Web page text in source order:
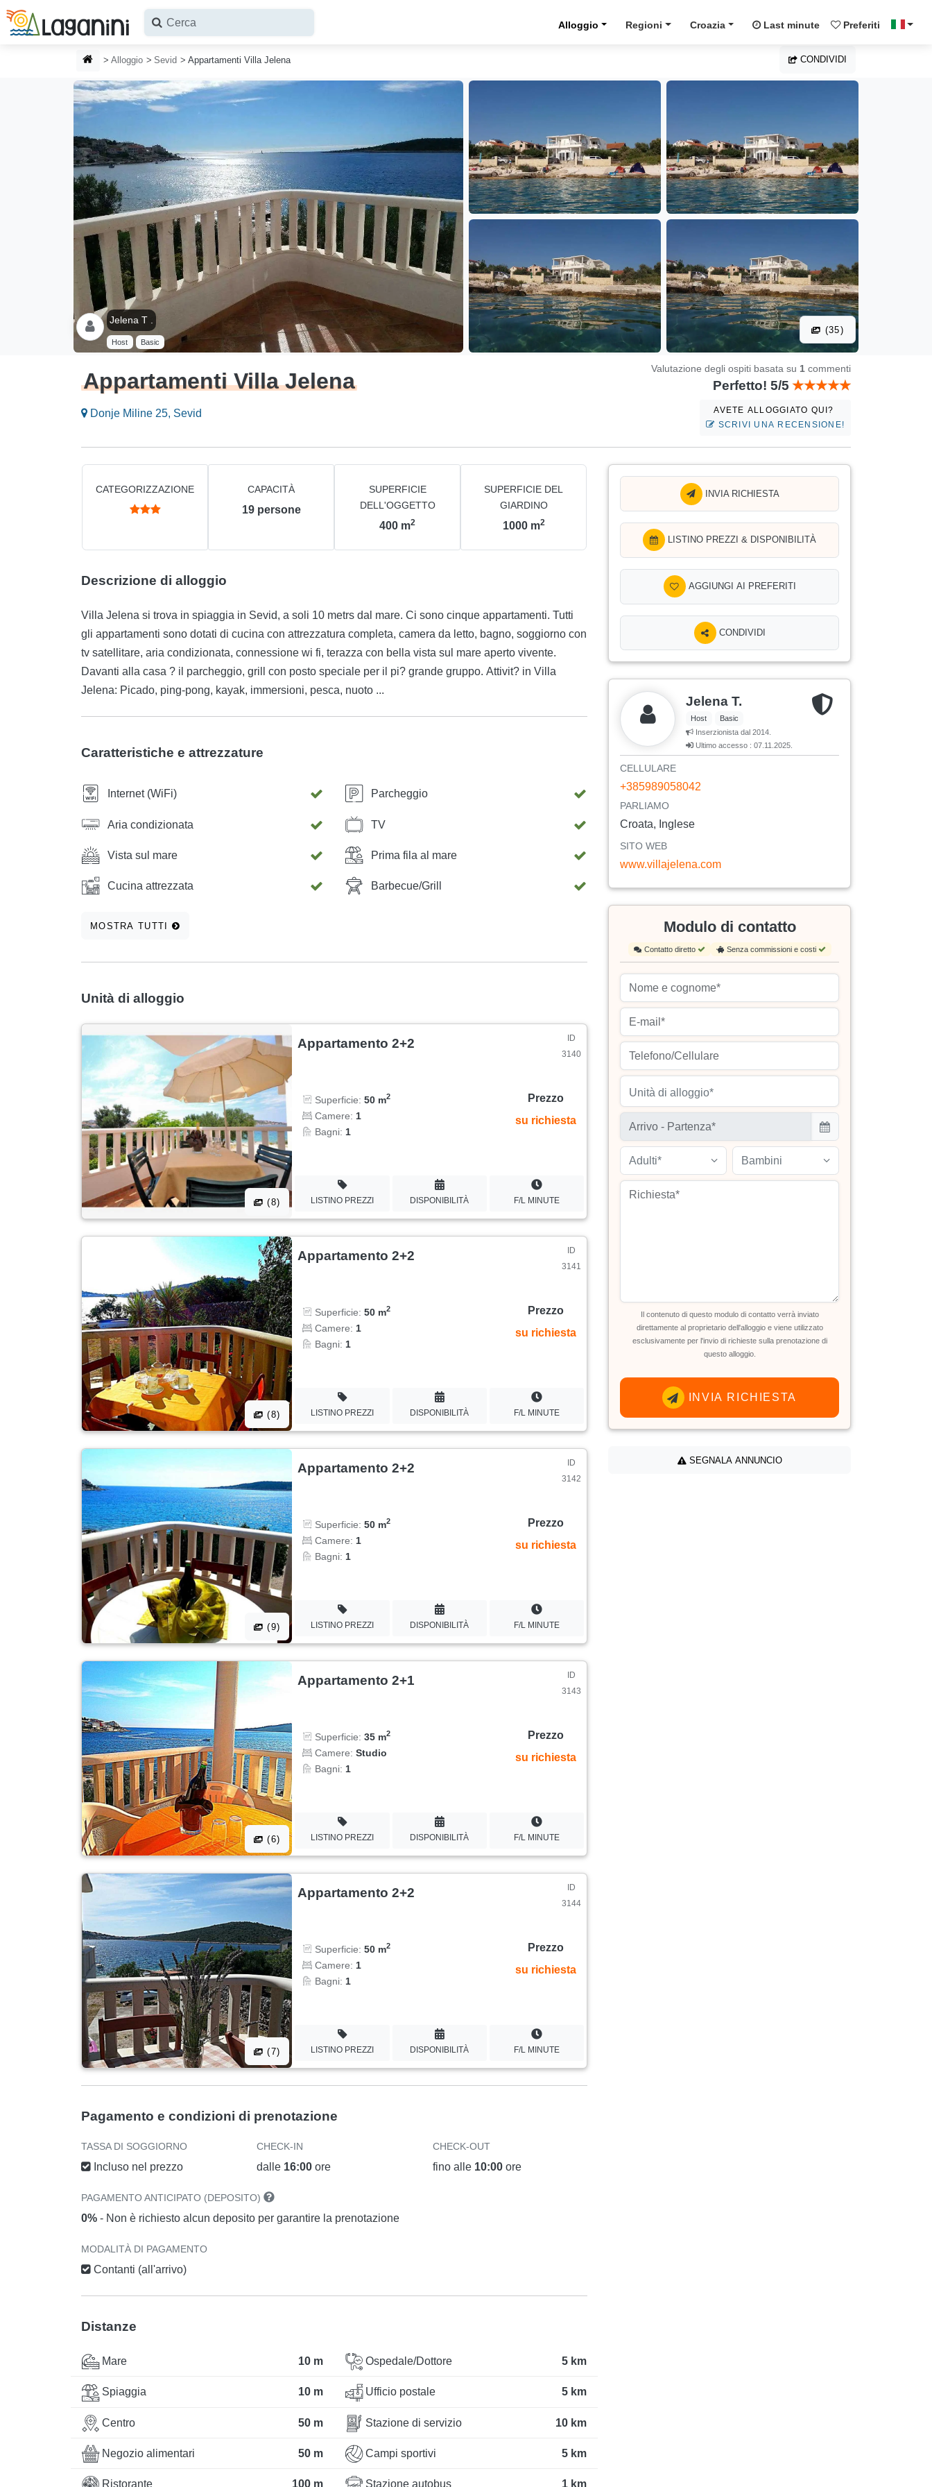
Vai al contenuto principale
Alloggio Regioni Croazia Last minute Preferiti
HOMEPAGE
Alloggio Sevid Appartamenti Villa Jelena CONDIVIDI
Jelena T .
Host Basic
(35)
Appartamenti Villa Jelena
Donje Miline 25, Sevid
Valutazione degli ospiti basata su 1 commenti
Perfetto! 5/5
AVETE ALLOGGIATO QUI?
SCRIVI UNA RECENSIONE!
CATEGORIZZAZIONE CAPACITÀ
19 persone
SUPERFICIE
DELL'OGGETTO
400 m2
SUPERFICIE DEL
GIARDINO
1000 m2
Descrizione di alloggio
Villa Jelena si trova in spiaggia in Sevid, a soli 10 metrs dal mare. Ci sono cinque appartamenti. Tutti
gli appartamenti sono dotati di cucina con attrezzatura completa, camera da letto, bagno, soggiorno con
tv satellitare, aria condizionata, connessione wi fi, terazza con bella vista sul mare aperto vivente.
Davanti alla casa ? il parcheggio, grill con posto speciale per il pi? grande gruppo. Attivit? in Villa
Jelena: Picado, ping-pong, kayak, immersioni, pesca, nuoto ...
Caratteristiche e attrezzature
Internet (WiFi) Parcheggio
Aria condizionata TV
Vista sul mare Prima fila al mare
Cucina attrezzata Barbecue/Grill
MOSTRA TUTTI
Unità di alloggio
(8)
Appartamento 2+2
ID
3140
Superficie:50 m2
Camere: 1
Bagni: 1
Prezzo
su richiesta
LISTINO PREZZI DISPONIBILITÀ F/L MINUTE
(8)
Appartamento 2+2
ID
3141
Superficie:50 m2
Camere: 1
Bagni: 1
Prezzo
su richiesta
LISTINO PREZZI DISPONIBILITÀ F/L MINUTE
(9)
Appartamento 2+2
ID
3142
Superficie:50 m2
Camere: 1
Bagni: 1
Prezzo
su richiesta
LISTINO PREZZI DISPONIBILITÀ F/L MINUTE
(6)
Appartamento 2+1
ID
3143
Superficie:35 m2
Camere:Studio
Bagni: 1
Prezzo
su richiesta
LISTINO PREZZI DISPONIBILITÀ F/L MINUTE
(7)
Appartamento 2+2
ID
3144
Superficie:50 m2
Camere: 1
Bagni: 1
Prezzo
su richiesta
LISTINO PREZZI DISPONIBILITÀ F/L MINUTE
Pagamento e condizioni di prenotazione
TASSA DI SOGGIORNO
Incluso nel prezzo
CHECK-IN
dalle 16:00 ore
CHECK-OUT
fino alle 10:00ore
PAGAMENTO ANTICIPATO (DEPOSITO)
0% - Non è richiesto alcun deposito per garantire la prenotazione
MODALITÀ DI PAGAMENTO
Contanti (all'arrivo)
Distanze
Mare 10 m
Spiaggia 10 m
Centro 50 m
Negozio alimentari 50 m
Ristorante 100 m
Ospedale/Dottore 5 km
Ufficio postale 5 km
Stazione di servizio 10 km
Campi sportivi 5 km
Stazione autobus 1 km
INVIA RICHIESTA
LISTINO PREZZI & DISPONIBILITÀ
AGGIUNGI AI PREFERITI
CONDIVIDI
Jelena T.
Host
Basic
Inserzionista dal 2014.
Ultimo accesso : 07.11.2025.
CELLULARE
+385989058042
PARLIAMO
Croata, Inglese
SITO WEB
www.villajelena.com
Modulo di contatto
Contatto diretto Senza commissioni e costi
Unità di alloggio*
Adulti* Bambini
Il contenuto di questo modulo di contatto verrà inviato
direttamente al proprietario dell'alloggio e viene utilizzato
esclusivamente per l'invio di richieste sulla prenotazione di
questo alloggio.
INVIA RICHIESTA
SEGNALA ANNUNCIO